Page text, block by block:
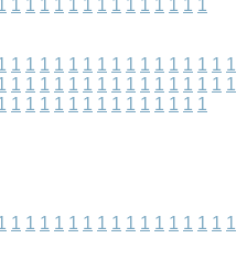
1 1 1 1 1 1 1 1 1 1 1 1 1 1
1 1 1 1 1 1 1 1 1 1 1 1 1 1 1 1
1 1 1 1 1 1 1 1 1 1 1 1 1 1 1 1
1 1 1 1 1 1 1 1 1 1 1 1 1 1
1 1 1 1 1 1 1 1 1 1 1 1 1 1 1 1